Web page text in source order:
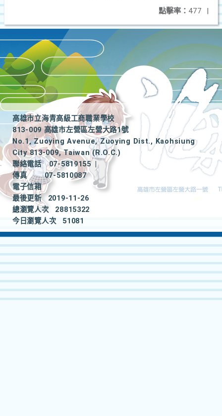
點擊率： 477 |
高雄市立海青高級工商職業學校
813-009 高雄市左營區左營大路1號
No.1, Zuoying Avenue, Zuoying Dist., Kaohsiung
City 813-009, Taiwan (R.O.C.)
聯絡電話
07-5819155
|
傳真
07-5810087
電子信箱
最後更新
2019-11-26
總瀏覽人次
28815322
今日瀏覽人次
51081